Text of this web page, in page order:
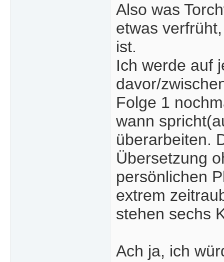
Also was
etwas
ist.
Ich werde auf
davor/
Folge 1
wann
überarbeiten.
Übersetzung
persönlichen
extrem
stehen sechs
Ach ja, ich